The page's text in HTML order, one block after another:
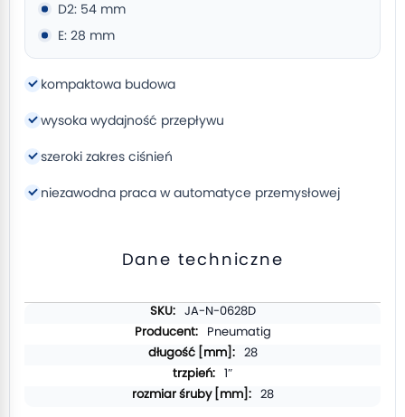
D2: 54 mm
E: 28 mm
kompaktowa budowa
wysoka wydajność przepływu
szeroki zakres ciśnień
niezawodna praca w automatyce przemysłowej
Dane techniczne
JA-N-0628D
Pneumatig
28
1″
28